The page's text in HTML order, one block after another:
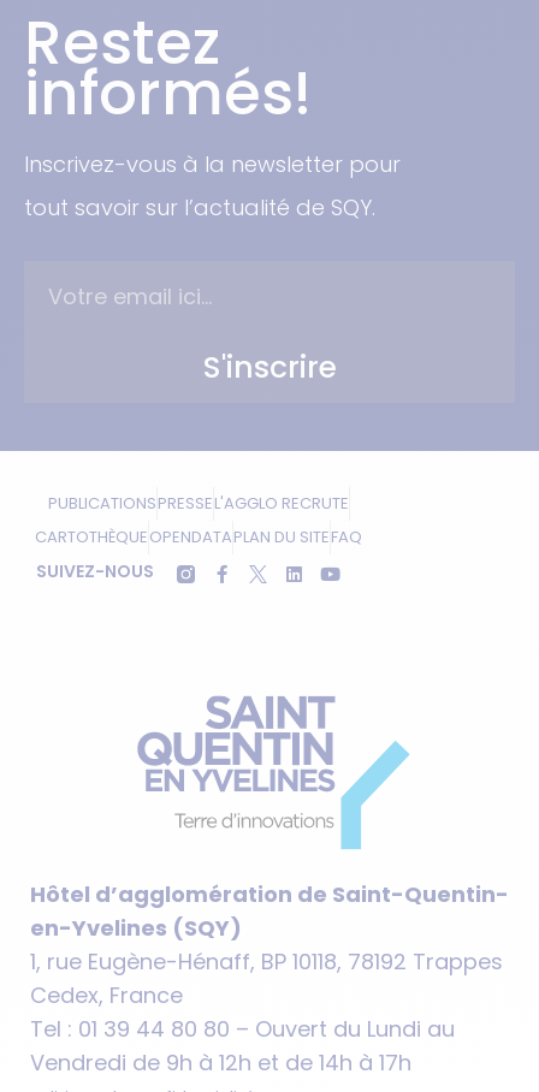
Restez
informés!
Inscrivez-vous à la newsletter pour
tout savoir sur l’actualité de SQY.
S'inscrire
PUBLICATIONSPRESSEL'AGGLO RECRUTE
CARTOTHÈQUEOPENDATAPLAN DU SITEFAQ
SUIVEZ-NOUS
Hôtel d’agglomération de Saint-Quentin-
en-Yvelines (SQY)
1, rue Eugène-Hénaff, BP 10118, 78192 Trappes
Cedex, France
Tel : 01 39 44 80 80 – Ouvert du Lundi au
Vendredi de 9h à 12h et de 14h à 17h